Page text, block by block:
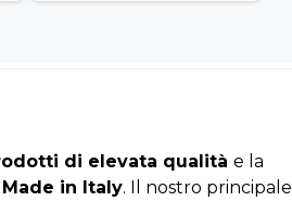
di elevata qualità e la
Made in Italy. Il nostro principale